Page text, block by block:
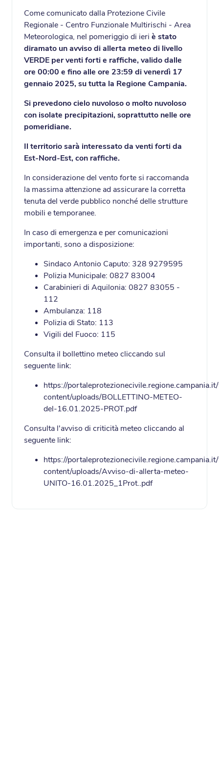
Come comunicato dalla Protezione Civile
Regionale - Centro Funzionale Multirischi - Area
Meteorologica, nel pomeriggio di ieri è stato
diramato un avviso di allerta meteo di livello
VERDE per venti forti e raffiche, valido dalle
ore 00:00 e fino alle ore 23:59 di venerdì 17
gennaio 2025, su tutta la Regione Campania.
Si prevedono cielo nuvoloso o molto nuvoloso
con isolate precipitazioni, soprattutto nelle ore
pomeridiane.
Il territorio sarà interessato da venti forti da
Est-Nord-Est, con raffiche.
In considerazione del vento forte si raccomanda
la massima attenzione ad assicurare la corretta
tenuta del verde pubblico nonché delle strutture
mobili e temporanee.
In caso di emergenza e per comunicazioni
importanti, sono a disposizione:
Sindaco Antonio Caputo: 328 9279595
Polizia Municipale: 0827 83004
Carabinieri di Aquilonia: 0827 83055 -
112
Ambulanza: 118
Polizia di Stato: 113
Vigili del Fuoco: 115
Consulta il bollettino meteo cliccando sul
seguente link:
https://
content/uploads/BOLLETTINO-METEO-
del-16.01.2025-PROT.pdf
Consulta l'avviso di criticità meteo cliccando al
seguente link:
https://
content/uploads/Avviso-di-allerta-meteo-
UNITO-16.01.2025_1Prot..pdf